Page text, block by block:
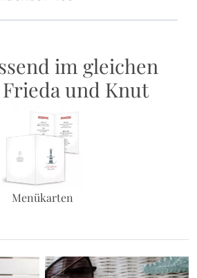
im gleichen
und Knut
Menükarten